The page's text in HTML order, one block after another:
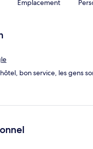
Emplacement
bon service, les gens